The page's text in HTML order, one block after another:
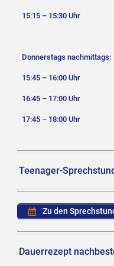
15:15 – 15:30 Uhr
Donnerstags nachmittags:
15:45 – 16:00 Uhr
16:45 – 17:00 Uhr
17:45 – 18:00 Uhr
Teenager-
Zu den
Dauerrezept